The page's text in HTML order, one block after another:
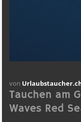
von
Tauchen am
Waves Red